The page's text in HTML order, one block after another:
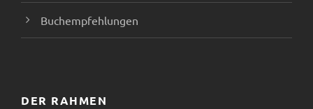
Buchempfehlungen
DER RAHMEN